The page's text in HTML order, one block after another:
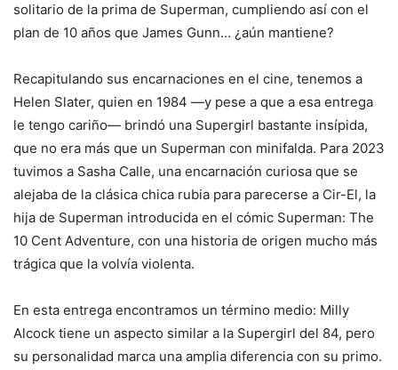
solitario de la prima de Superman, cumpliendo así con el
plan de 10 años que James Gunn… ¿aún mantiene?
Recapitulando sus encarnaciones en el cine, tenemos a
Helen Slater, quien en 1984 —y pese a que a esa entrega
le tengo cariño— brindó una Supergirl bastante insípida,
que no era más que un Superman con minifalda. Para 2023
tuvimos a Sasha Calle, una encarnación curiosa que se
alejaba de la clásica chica rubia para parecerse a Cir-El, la
hija de Superman introducida en el cómic Superman: The
10 Cent Adventure, con una historia de origen mucho más
trágica que la volvía violenta.
En esta entrega encontramos un término medio: Milly
Alcock tiene un aspecto similar a la Supergirl del 84, pero
su personalidad marca una amplia diferencia con su primo.